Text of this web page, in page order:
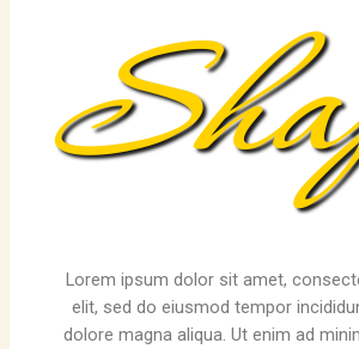
Lorem ipsum dolor sit amet,
elit, sed do eiusmod tempor
dolore magna aliqua. Ut enim ad